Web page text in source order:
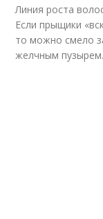
Линия роста
Если прыщики
то можно смело
желчным пузырем.